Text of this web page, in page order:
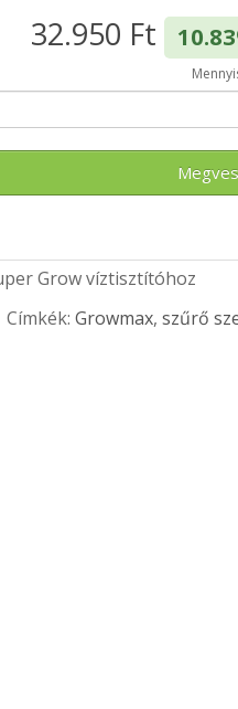
32.950 Ft
Grow víztisztítóhoz
Címkék:Growmax,szűrő